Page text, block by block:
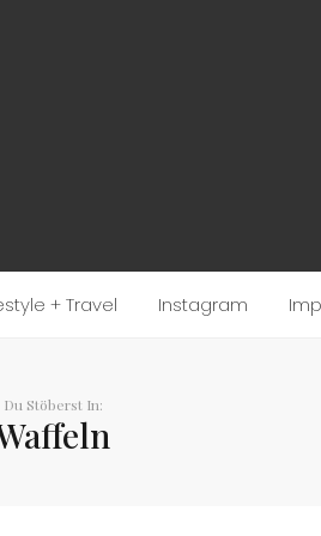
+ Travel Instagram
Du Stöberst In: